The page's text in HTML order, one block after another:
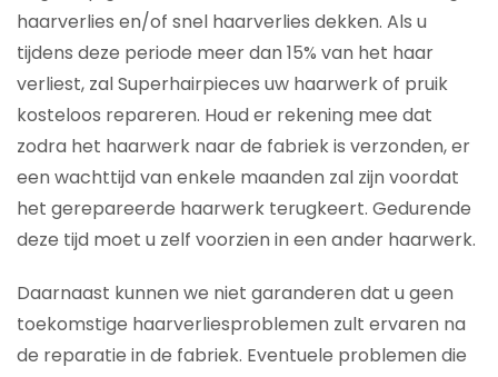
haarverlies en/of snel haarverlies dekken. Als u
tijdens deze periode meer dan 15% van het haar
verliest, zal Superhairpieces uw haarwerk of pruik
kosteloos repareren. Houd er rekening mee dat
zodra het haarwerk naar de fabriek is verzonden, er
een wachttijd van enkele maanden zal zijn voordat
het gerepareerde haarwerk terugkeert. Gedurende
deze tijd moet u zelf voorzien in een ander haarwerk.
Daarnaast kunnen we niet garanderen dat u geen
toekomstige haarverliesproblemen zult ervaren na
de reparatie in de fabriek. Eventuele problemen die